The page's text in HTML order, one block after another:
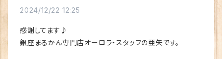
2024/12/22 12:25
感謝してます♪
銀座まるかん専門店オーロラ・スタッフの亜矢です。